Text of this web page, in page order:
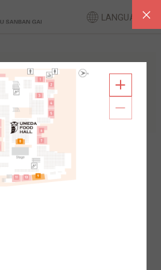
LANGUAGE
GUIDE
North Area